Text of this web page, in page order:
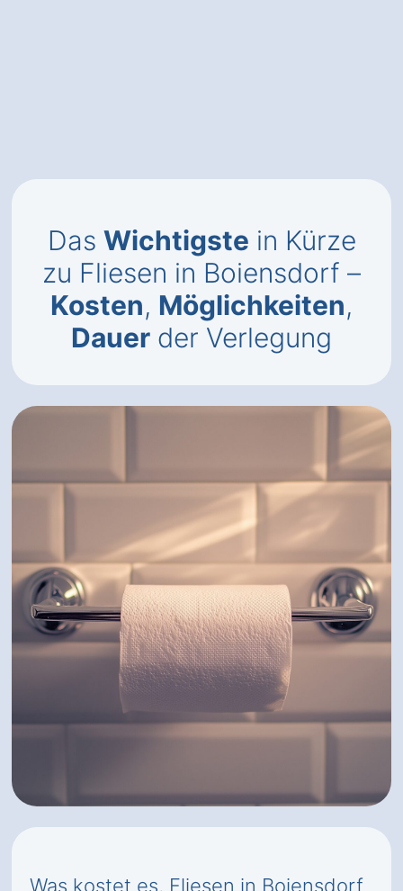
Das Wichtigste in Kürze
zu Fliesen in Boiensdorf –
Kosten, Möglichkeiten,
Dauer der Verlegung
Was kostet es, Fliesen in Boiensdorf